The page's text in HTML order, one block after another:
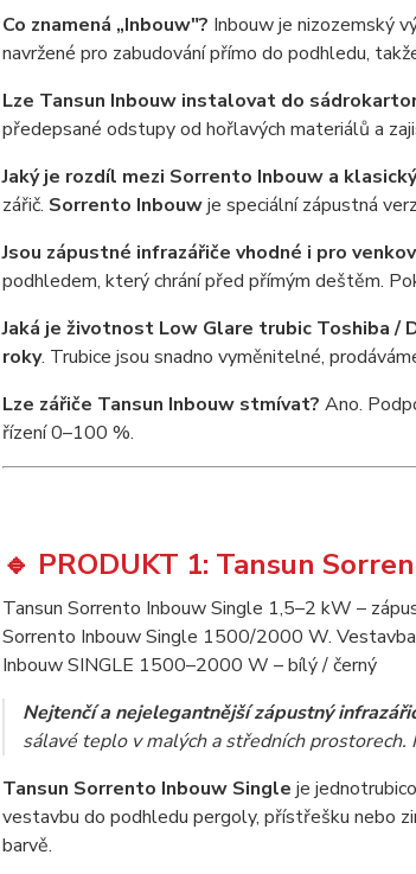
Co znamená „Inbouw"? Inbouw je nizozemský
navržené pro zabudování přímo do podhledu,
Lze Tansun Inbouw instalovat do
předepsané odstupy od hořlavých materiálů a
Jaký je rozdíl mezi Sorrento Inbouw a
zářič. Sorrento Inbouwje speciální zápustná
Jsou zápustné infrazářiče vhodné i pro
podhledem, který chrání před přímým deštěm.
Jaká je životnost Low Glare trubic Toshiba /
roky. Trubice jsou snadno vyměnitelné,
Lze zářiče Tansun Inbouw stmívat? Ano.
řízení 0–100 %.
🔹 PRODUKT 1: Tansun
Tansun Sorrento Inbouw Single 1,5–2 kW –
Sorrento Inbouw Single 1500/2000 W. Vestavba
Inbouw SINGLE 1500–2000 W – bílý / černý
Nejtenčí a nejelegantnější zápustný
sálavé teplo v malých a středních
Tansun Sorrento Inbouw Single je
vestavbu do podhledu pergoly, přístřešku nebo
barvě.